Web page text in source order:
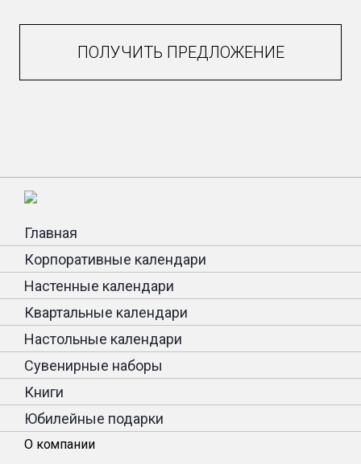
ПОЛУЧИТЬ ПРЕДЛОЖЕНИЕ
Главная
Корпоративные календари
Настенные календари
Квартальные календари
Настольные календари
Сувенирные наборы
Книги
Юбилейные подарки
О компании